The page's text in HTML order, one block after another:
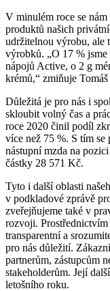
V minulém roce se
produktů našich
udržitelnou výrobu, ale
výrobků. „O 17 %
nápojů Active, o 2 g
krémů,“ zmiňuje
Důležitá je pro nás i
skloubit volný čas a
roce 2020 činil podíl
více než 75 %. S tím
nástupní mzda na
částky 28 571 Kč.
Tyto i další oblasti
v podkladové zprávě
zveřejňujeme také v
rozvoji.
transparentní a
pro nás důležití.
partnerům, zástupcům
stakeholderům. Její
letošního roku.